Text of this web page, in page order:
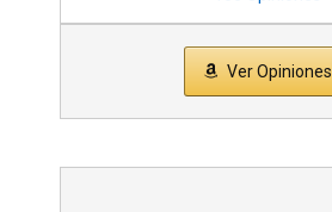
Ver Opiniones